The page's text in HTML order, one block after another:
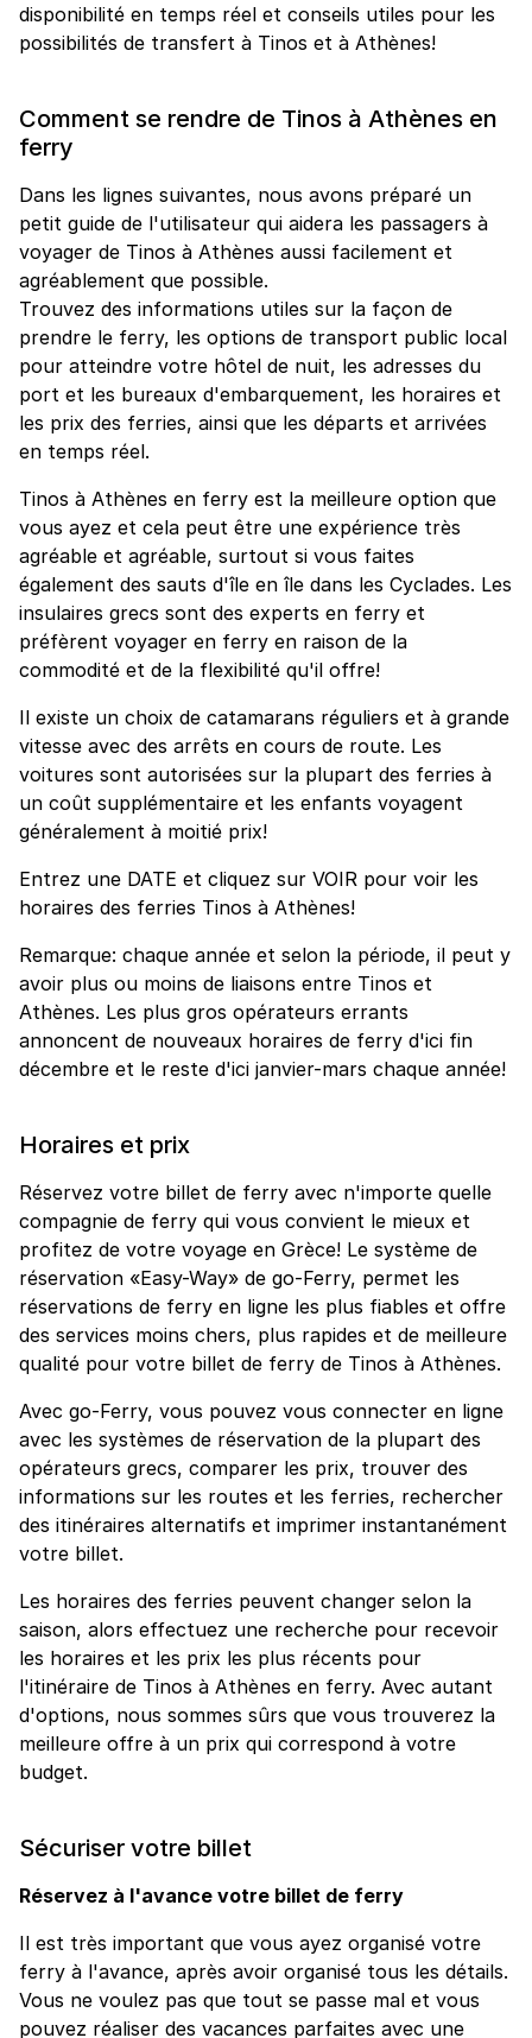
disponibilité en temps réel et conseils utiles pour les
possibilités de transfert à Tinos et à Athènes!
Comment se rendre de Tinos à Athènes en
ferry
Dans les lignes suivantes, nous avons préparé un
petit guide de l'utilisateur qui aidera les passagers à
voyager de Tinos à Athènes aussi facilement et
agréablement que possible.
Trouvez des informations utiles sur la façon de
prendre le ferry, les options de transport public local
pour atteindre votre hôtel de nuit, les adresses du
port et les bureaux d'embarquement, les horaires et
les prix des ferries, ainsi que les départs et arrivées
en temps réel.
Tinos à Athènes en ferry est la meilleure option que
vous ayez et cela peut être une expérience très
agréable et agréable, surtout si vous faites
également des sauts d'île en île dans les Cyclades. Les
insulaires grecs sont des experts en ferry et
préfèrent voyager en ferry en raison de la
commodité et de la flexibilité qu'il offre!
Il existe un choix de catamarans réguliers et à grande
vitesse avec des arrêts en cours de route. Les
voitures sont autorisées sur la plupart des ferries à
un coût supplémentaire et les enfants voyagent
généralement à moitié prix!
Entrez une DATE et cliquez sur VOIR pour voir les
horaires des ferries Tinos à Athènes!
Remarque: chaque année et selon la période, il peut y
avoir plus ou moins de liaisons entre Tinos et
Athènes. Les plus gros opérateurs errants
annoncent de nouveaux horaires de ferry d'ici fin
décembre et le reste d'ici janvier-mars chaque année!
Horaires et prix
Réservez votre billet de ferry avec n'importe quelle
compagnie de ferry qui vous convient le mieux et
profitez de votre voyage en Grèce! Le système de
réservation «Easy-Way» de go-Ferry, permet les
réservations de ferry en ligne les plus fiables et offre
des services moins chers, plus rapides et de meilleure
qualité pour votre billet de ferry de Tinos à Athènes.
Avec go-Ferry, vous pouvez vous connecter en ligne
avec les systèmes de réservation de la plupart des
opérateurs grecs, comparer les prix, trouver des
informations sur les routes et les ferries, rechercher
des itinéraires alternatifs et imprimer instantanément
votre billet.
Les horaires des ferries peuvent changer selon la
saison, alors effectuez une recherche pour recevoir
les horaires et les prix les plus récents pour
l'itinéraire de Tinos à Athènes en ferry. Avec autant
d'options, nous sommes sûrs que vous trouverez la
meilleure offre à un prix qui correspond à votre
budget.
Sécuriser votre billet
Réservez à l'avance votre billet de ferry
Il est très important que vous ayez organisé votre
ferry à l'avance, après avoir organisé tous les détails.
Vous ne voulez pas que tout se passe mal et vous
pouvez réaliser des vacances parfaites avec une